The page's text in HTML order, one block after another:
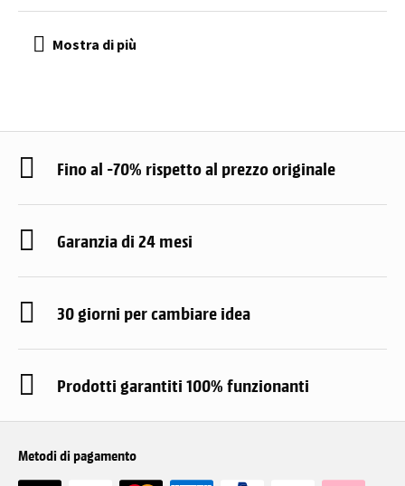
Fino al -70% rispetto al prezzo originale
Garanzia di 24 mesi
30 giorni per cambiare idea
Prodotti garantiti 100% funzionanti
Metodi di pagamento